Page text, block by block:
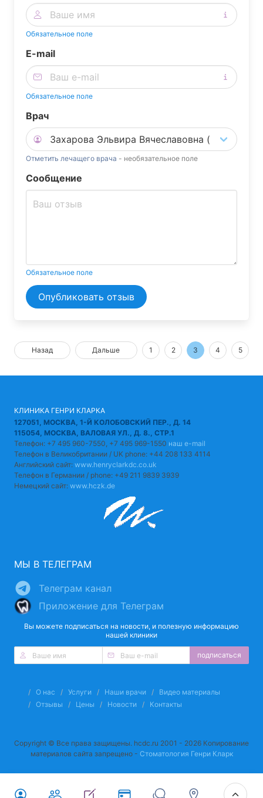
Обязательное поле
E-mail
Обязательное поле
Врач
Отметить лечащего врача - необязательное поле
Сообщение
Обязательное поле
Опубликовать отзыв
Назад Дальше 1 2 3 4 5
КЛИНИКА ГЕНРИ КЛАРКА
127051, МОСКВА, 1-Й КОЛОБОВСКИЙ ПЕР., Д. 14
115054, МОСКВА, ВАЛОВАЯ УЛ., Д. 8., СТР.1
Телефон: +7 495 960-7550, +7 495 969-1550 наш e-mail
Телефон в Великобритании / UK phone: +44 208 133 4114
Английский сайт: www.henryclarkdc.co.uk
Телефон в Германии / phone: +49 211 9839 3939
Немецкий сайт: www.hczk.de
МЫ В ТЕЛЕГРАМ
Телеграм канал
Приложение для Телеграм
Вы можете подписаться на новости, и полезную информацию
нашей клиники
подписаться
О нас Услуги Наши врачи
Видео материалы
Отзывы
Цены Новости Контакты
Copyright © Все права защищены. hcdc.ru 2001 - 2026 Копирование
материалов сайта запрещено - Стоматология Генри Кларк